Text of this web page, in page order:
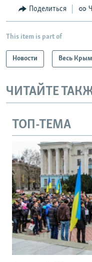
Поделиться
This item is part of
Новости Весь Крым
ЧИТАЙТЕ
ТОП-ТЕМА